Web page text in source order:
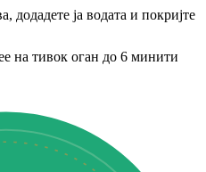
додадете ја водата и покријте
на тивок оган до 6 минити